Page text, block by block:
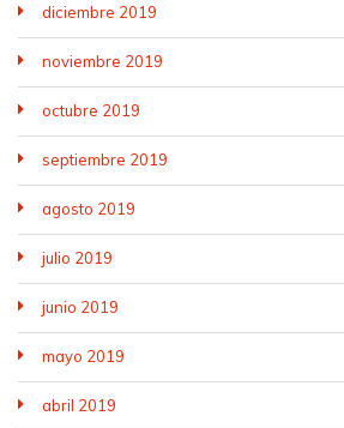
diciembre 2019
noviembre 2019
octubre 2019
septiembre 2019
agosto 2019
julio 2019
junio 2019
mayo 2019
abril 2019